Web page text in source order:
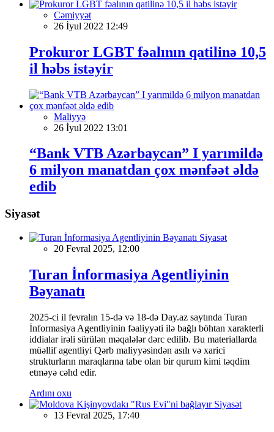
Cəmiyyət
26 İyul 2022 12:49
Prokuror LGBT fəalının qatilinə 10,5
il həbs istəyir
Maliyyə
26 İyul 2022 13:01
“Bank VTB Azərbaycan” I yarımildə
6 milyon manatdan çox mənfəət əldə
edib
Siyasət
Siyasət
20 Fevral 2025, 12:00
Turan İnformasiya Agentliyinin
Bəyanatı
2025-ci il fevralın 15-də və 18-də Day.az saytında Turan
İnformasiya Agentliyinin fəaliyyəti ilə bağlı böhtan xarakterli
iddialar irəli sürülən məqalələr dərc edilib. Bu materiallarda
müəllif agentliyi Qərb maliyyəsindən asılı və xarici
strukturların maraqlarına tabe olan bir qurum kimi təqdim
etməyə cəhd edir.
Ardını oxu
Siyasət
13 Fevral 2025, 17:40